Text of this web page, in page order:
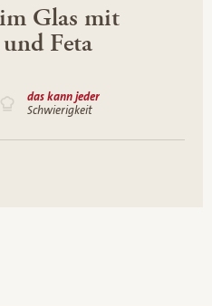
Glas mit
Feta
das kann jeder
Schwierigkeit